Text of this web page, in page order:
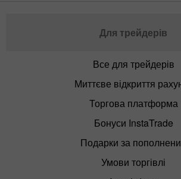
Для трейдерів
Все для трейдерів
Миттєве відкриття
Торгова платформа
Бонуси InstaTrade
Подарки за
Умови торгівлі